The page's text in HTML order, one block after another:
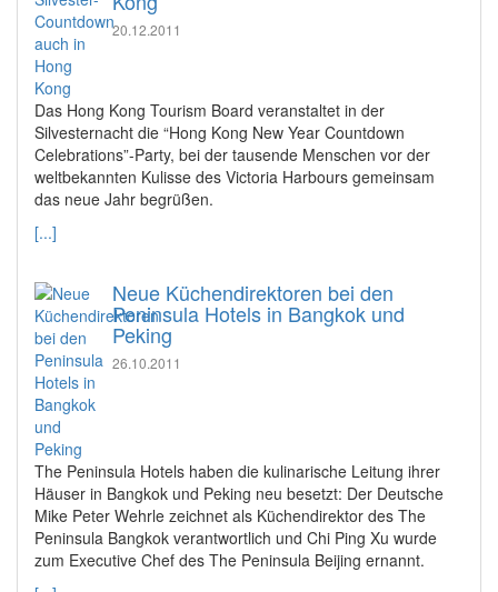
20.12.2011
Das Hong Kong Tourism Board veranstaltet in der
Silvesternacht die “Hong Kong New Year Countdown
Celebrations”-Party, bei der tausende Menschen vor der
weltbekannten Kulisse des Victoria Harbours gemeinsam
das neue Jahr begrüßen.
[...]
Neue Küchendirektoren bei den
Peninsula Hotels in Bangkok und
Peking
26.10.2011
The Peninsula Hotels haben die kulinarische Leitung ihrer
Häuser in Bangkok und Peking neu besetzt: Der Deutsche
Mike Peter Wehrle zeichnet als Küchendirektor des The
Peninsula Bangkok verantwortlich und Chi Ping Xu wurde
zum Executive Chef des The Peninsula Beijing ernannt.